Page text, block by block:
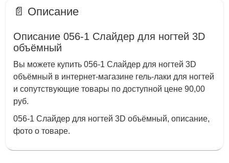
📄 Описание
Описание 056-1 Слайдер для ногтей 3D
объёмный
Вы можете купить 056-1 Слайдер для ногтей 3D
объёмный в интернет-магазине гель-лаки для ногтей
и сопутствующие товары по доступной цене 90,00
руб.
056-1 Слайдер для ногтей 3D объёмный, описание,
фото о товаре.